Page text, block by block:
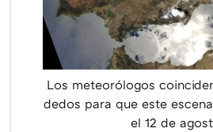
Los meteorólogos
dedos para que este
el 12 de